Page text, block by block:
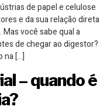
de papel e celulose
e da sua relação direta
você sabe qual a
de chegar ao digestor?
na […]
– quando é